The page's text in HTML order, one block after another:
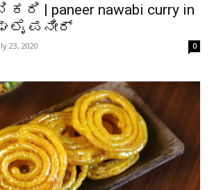
| paneer nawabi curry in
ಪನೀರ್
23, 2020 0